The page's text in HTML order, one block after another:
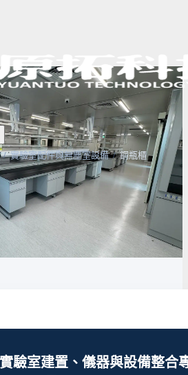
處理設備
振盪機
實驗室冰箱 / 冷凍櫃
高溫爐
水氣捕捉器 | 浸入式冷卻器
液態氮相關設備
生物安全
高壓滅菌
實驗室紫
/ 實驗室配件與無塵室設備 / 鋼瓶櫃
驗室建置、儀器與設備整合